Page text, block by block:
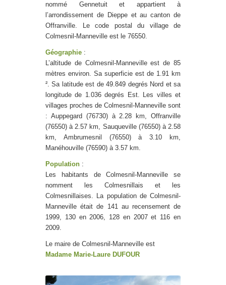
nommé Gennetuit et appartient à
l’arrondissement de Dieppe et au canton de
Offranville. Le code postal du village de
Colmesnil-Manneville est le 76550.
Géographie :
L’altitude de Colmesnil-Manneville est de 85
mètres environ. Sa superficie est de 1.91 km
². Sa latitude est de 49.849 degrés Nord et sa
longitude de 1.036 degrés Est. Les villes et
villages proches de Colmesnil-Manneville sont
: Auppegard (76730) à 2.28 km, Offranville
(76550) à 2.57 km, Sauqueville (76550) à 2.58
km, Ambrumesnil (76550) à 3.10 km,
Manéhouville (76590) à 3.57 km.
Population :
Les habitants de Colmesnil-Manneville se
nomment les Colmesnillais et les
Colmesnillaises. La population de Colmesnil-
Manneville était de 141 au recensement de
1999, 130 en 2006, 128 en 2007 et 116 en
2009.
Le maire de Colmesnil-Manneville est
Madame Marie-Laure DUFOUR